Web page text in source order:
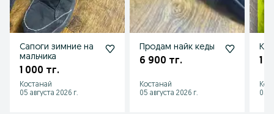
Сапоги зимние на
мальчика
1 000 тг.
Костанай
05 августа 2026 г.
Продам найк кеды
6 900 тг.
Костанай
05 августа 2026 г.
1
05